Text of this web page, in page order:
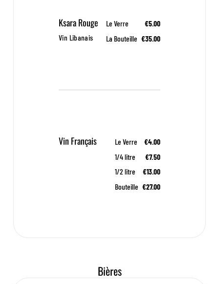
Ksara Rouge
Vin Libanais
Le Verre
€5.00
La Bouteille €35.00
Vin Français Le Verre
€4.00
1/4 litre
€7.50
1/2 litre
€13.00
Bouteille €27.00
Bières